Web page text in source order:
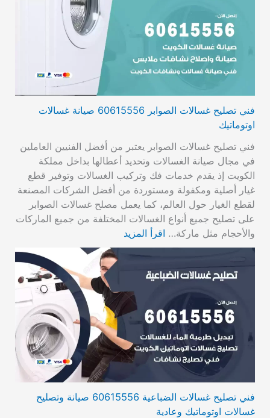
فني تصليح غسالات الصوابر 60615556 صيانة غسالات
اوتوماتيك
فني تصليح غسالات الصوابر يعتبر من أفضل الفنيين العاملين
في مجال صيانة الغسالات وتحديد أعطالها بداخل مملكة
الكويت إذ يقدم خدمات فك وتركيب الغسالات وتوفير قطع
غيار أصلية ومكفولة ومستوردة من أفضل الشركات المصنعة
لقطع الغيار حول العالم، كما يعمل مصلح غسالات الصوابر
على تصليح جميع أنواع الغسالات المختلفة من جميع الماركات
والأحجام مثل ماركة… اقرأ المزيد
فني تصليح غسالات الضباعية 60615556 صيانة وتصليح
غسالات اوتوماتيك وعادية